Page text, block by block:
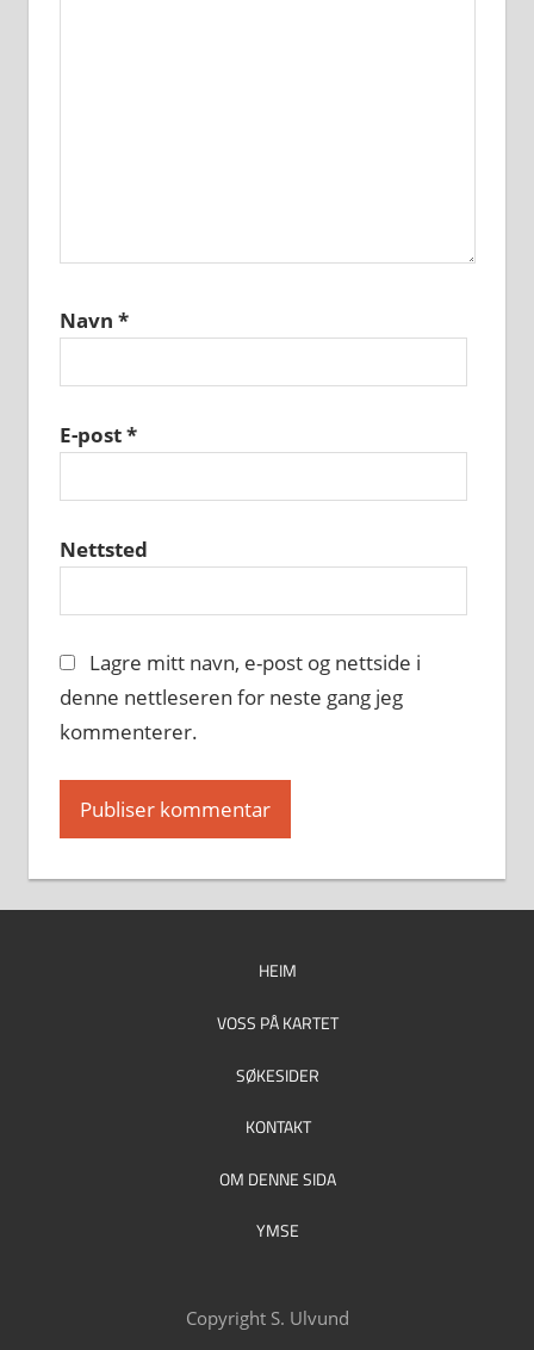
Navn *
E-post*
Nettsted
Lagre mitt navn, e-post og nettside i
denne nettleseren for neste gang jeg
kommenterer.
HEIM
VOSS PÅ KARTET
SØKESIDER
KONTAKT
OM DENNE SIDA
YMSE
Copyright S. Ulvund